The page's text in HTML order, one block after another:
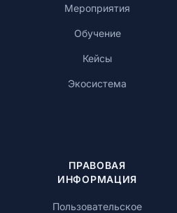
Мероприятия
Обучение
Кейсы
Экосистема
ПРАВОВАЯ
ИНФОРМАЦИЯ
Пользовательское